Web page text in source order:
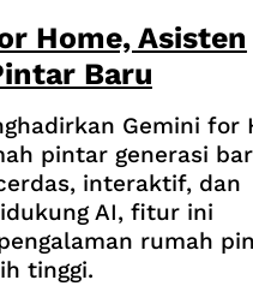
Home, Asisten
Baru
Gemini for
pintar generasi
interaktif, dan
AI, fitur ini
rumah
tinggi.